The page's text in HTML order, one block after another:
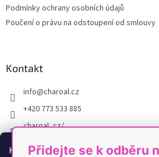
K personalizaci obsahu a reklam,
ý
Podmínky ochrany osobních údajů
Poučení o právu na odstoupení od smlouvy
Kontakt
info@charoal.cz
+420 773 533 885
charoal_cz/
https://www.youtube.com/@Charoal
Přidejte se k odběru